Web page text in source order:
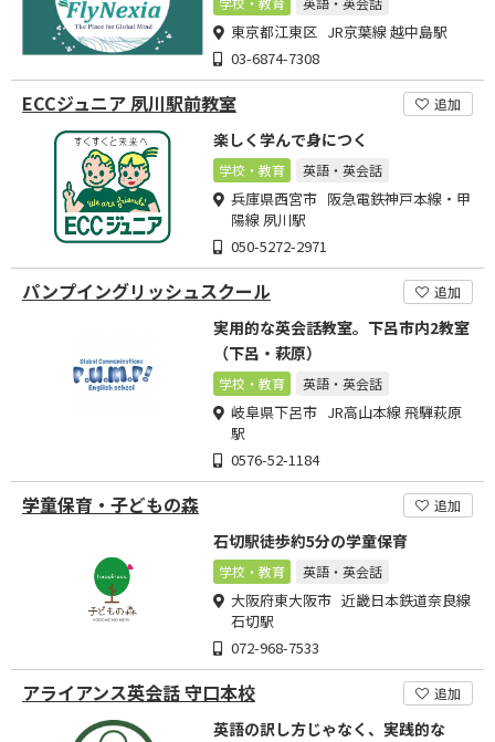
東京都江東区 JR京葉線 越中島駅
03-6874-7308
ECCジュニア 夙川駅前教室 追加
楽しく学んで身につく
学校・教育 英語・英会話
兵庫県西宮市 阪急電鉄神戸本線・甲
陽線 夙川駅
050-5272-2971
パンプイングリッシュスクール 追加
実用的な英会話教室。下呂市内2教室
（下呂・萩原）
学校・教育 英語・英会話
岐阜県下呂市 JR高山本線 飛騨萩原
駅
0576-52-1184
学童保育・子どもの森 追加
石切駅徒歩約5分の学童保育
学校・教育 英語・英会話
大阪府東大阪市 近畿日本鉄道奈良線
石切駅
072-968-7533
アライアンス英会話 守口本校 追加
英語の訳し方じゃなく、実践的な